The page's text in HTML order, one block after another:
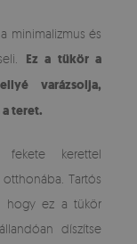
minimalizmus és
Ez a tükör a
varázsolja,
teret.
kerettel
Tartós
hogy ez a tükör
díszítse